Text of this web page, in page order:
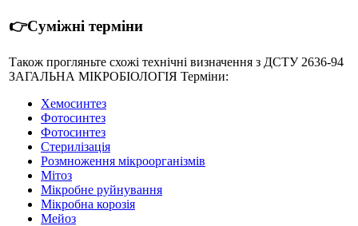
👉Суміжні терміни
Також прогляньте схожі технічні визначення з ДСТУ 2636-94
ЗАГАЛЬНА МІКРОБІОЛОГІЯ Терміни:
Хемосинтез
Фотосинтез
Фотосинтез
Стерилізація
Розмноження мікроорганізмів
Мітоз
Мікробне руйнування
Мікробна корозія
Мейоз